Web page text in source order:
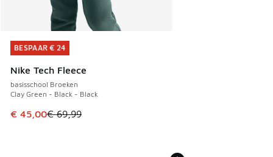
BESPAAR € 24
Nike Tech Fleece
basisschool Broeken
Clay Green - Black - Black
Dit artikel is in de uitverkoop. Dit artikel is in de
€ 45,00€ 69,99
BESPAAR € 24